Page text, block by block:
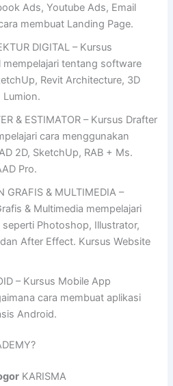
Ads, Youtube Ads, Email
membuat Landing Page.
DIGITAL – Kursus
mempelajari tentang software
Revit Architecture, 3D
Lumion.
& ESTIMATOR – Kursus Drafter
cara menggunakan
2D, SketchUp, RAB + Ms.
Pro.
GRAFIS & MULTIMEDIA –
& Multimedia mempelajari
Photoshop, Illustrator,
After Effect. Kursus Website
– Kursus Mobile App
cara membuat aplikasi
Android.
KARISMA